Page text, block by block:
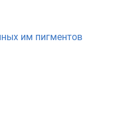
им пигментов